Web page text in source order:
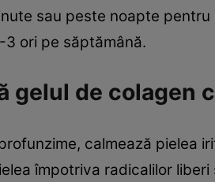
sau peste noapte
ori pe săptămână.
gelul de colagen
calmează pielea
împotriva radicalilor